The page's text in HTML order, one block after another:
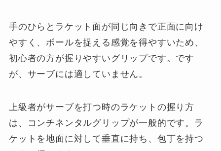
手のひらとラケット面が同じ向きで正面に向け
やすく、ボールを捉える感覚を得やすいため、
初心者の方が握りやすいグリップです。です
が、サーブには適していません。
上級者がサーブを打つ時のラケットの握り方
は、コンチネンタルグリップが一般的です。ラ
ケットを地面に対して垂直に持ち、包丁を持つ